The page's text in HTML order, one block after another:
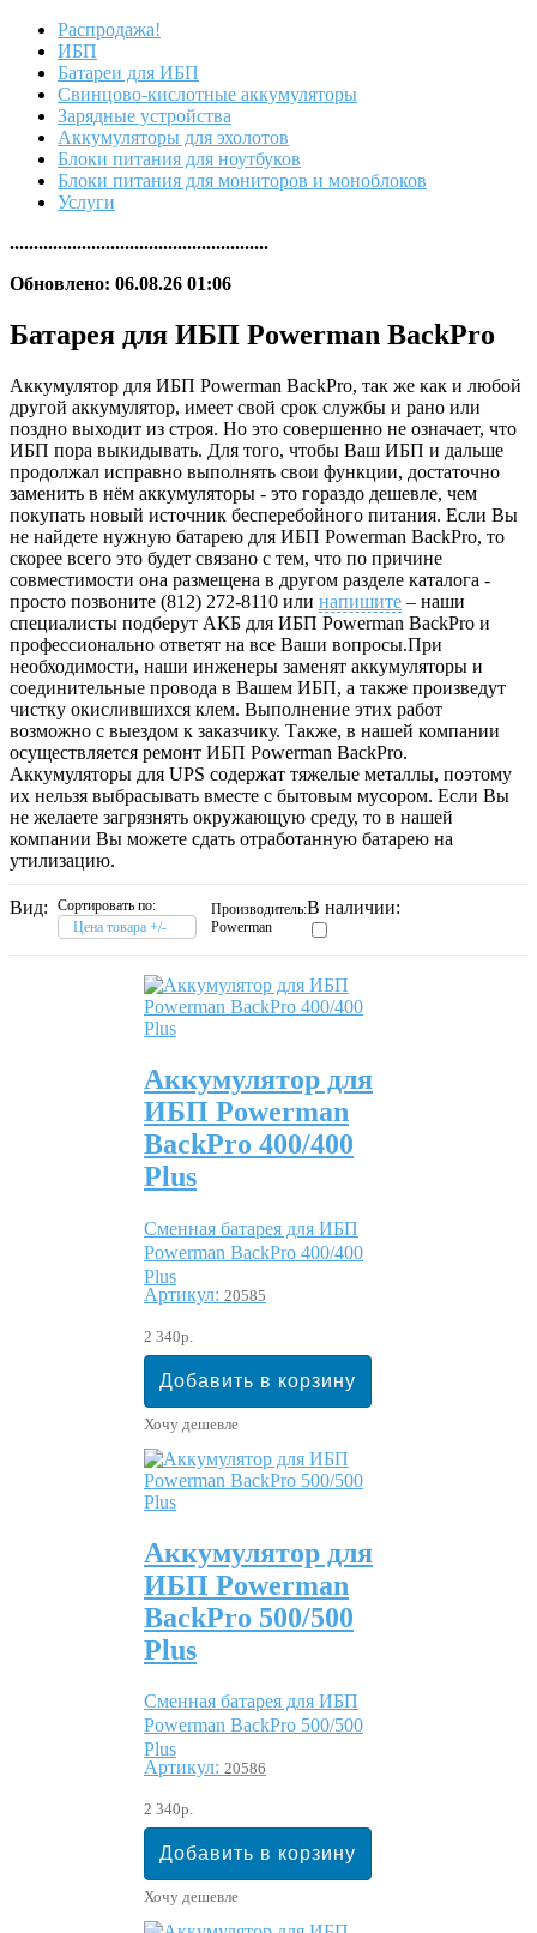
Распродажа!
ИБП
Батареи для ИБП
Свинцово-кислотные аккумуляторы
Зарядные устройства
Аккумуляторы для эхолотов
Блоки питания для ноутбуков
Блоки питания для мониторов и моноблоков
Услуги
......................................................
Обновлено: 06.08.26 01:06
Батарея для ИБП Powerman BackPro
Аккумулятор для ИБП Powerman BackPro, так же как и любой
другой аккумулятор, имеет свой срок службы и рано или
поздно выходит из строя. Но это совершенно не означает, что
ИБП пора выкидывать. Для того, чтобы Ваш ИБП и дальше
продолжал исправно выполнять свои функции, достаточно
заменить в нём аккумуляторы - это гораздо дешевле, чем
покупать новый источник бесперебойного питания. Если Вы
не найдете нужную батарею для ИБП Powerman BackPro, то
скорее всего это будет связано с тем, что по причине
совместимости она размещена в другом разделе каталога -
просто позвоните (812) 272-8110 или напишите – наши
специалисты подберут АКБ для ИБП Powerman BackPro и
профессионально ответят на все Ваши вопросы.При
необходимости, наши инженеры заменят аккумуляторы и
соединительные провода в Вашем ИБП, а также произведут
чистку окислившихся клем. Выполнение этих работ
возможно с выездом к заказчику. Также, в нашей компании
осуществляется ремонт ИБП Powerman BackPro.
Аккумуляторы для UPS содержат тяжелые металлы, поэтому
их нельзя выбрасывать вместе с бытовым мусором. Если Вы
не желаете загрязнять окружающую среду, то в нашей
компании Вы можете сдать отработанную батарею на
утилизацию.
Вид:
Сортировать по:
Цена товара +/-
Производитель:
Powerman
В наличии:
Аккумулятор для
ИБП Powerman
BackPro 400/400
Plus
Сменная батарея для ИБП
Powerman BackPro 400/400
Plus
Артикул: 20585
2 340р.
Хочу дешевле
Аккумулятор для
ИБП Powerman
BackPro 500/500
Plus
Сменная батарея для ИБП
Powerman BackPro 500/500
Plus
Артикул: 20586
2 340р.
Хочу дешевле